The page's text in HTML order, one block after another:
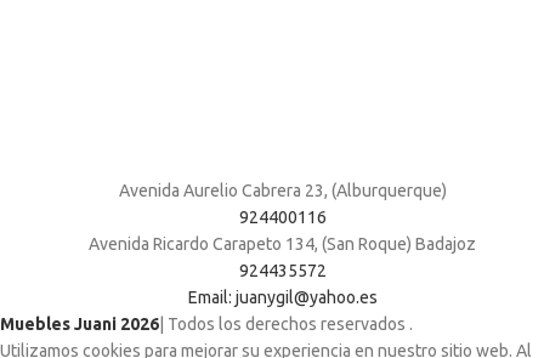
Avenida Aurelio Cabrera 23, (Alburquerque)
924400116
Avenida Ricardo Carapeto 134, (San Roque) Badajoz
924435572
Email: juanygil@yahoo.es
Muebles Juani 2026| Todos los derechos reservados .
Utilizamos cookies para mejorar su experiencia en nuestro sitio web. Al